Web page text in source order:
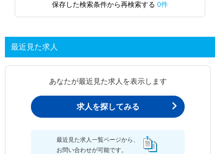
保存した検索条件から再検索する 0件
最近見た求人
あなたが最近見た求人を表示します
求人を探してみる
最近見た求人一覧ページから、
お問い合わせが可能です。